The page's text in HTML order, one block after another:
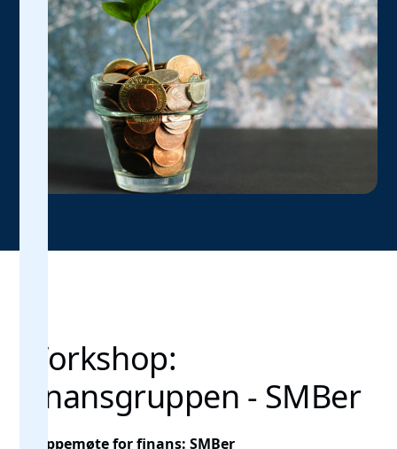
Workshop:
Finansgruppen - SMBer
Gruppemøte for finans: SMBer